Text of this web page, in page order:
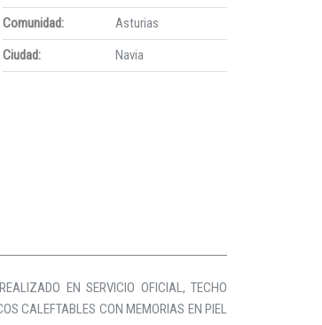
Comunidad:
Asturias
Ciudad:
Navia
EN SERVICIO OFICIAL, TECHO
CALEFTABLES CON MEMORIAS EN PIEL